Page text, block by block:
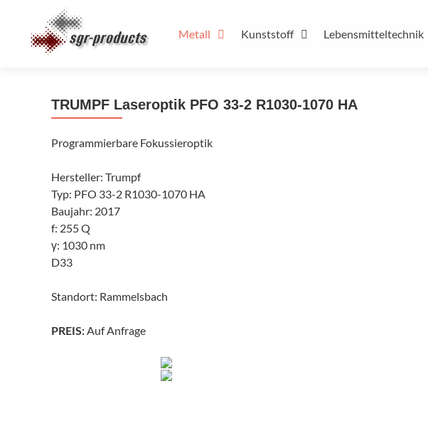
springen
Metall Kunststoff Lebensmitteltechnik
TRUMPF Laseroptik PFO 33-2 R1030-1070 HA
Programmierbare Fokussieroptik
Hersteller: Trumpf
Typ: PFO 33-2 R1030-1070 HA
Baujahr: 2017
f: 255 Q
γ: 1030 nm
D33
Standort: Rammelsbach
PREIS:Auf Anfrage